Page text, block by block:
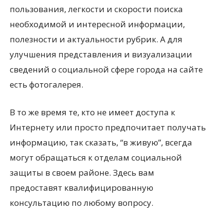
пользования, легкости и скорости поиска
необходимой и интересной информации,
полезности и актуальности рубрик. А для
улучшения представления и визуализации
сведений о социальной сфере города на сайте
есть фотогалерея.
В то же время те, кто не имеет доступа к
Интернету или просто предпочитает получать
информацию, так сказать, “в живую”, всегда
могут обращаться к отделам социальной
защиты в своем районе. Здесь вам
предоставят квалифицированную
консультацию по любому вопросу.